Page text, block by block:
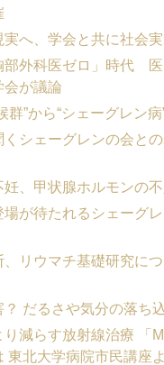
へ、学会と共に社会
部外科医ゼロ」時代
会が議論
群”から“シェーグレ
くシェーグレンの会と
妊、甲状腺ホルモンの
場が待たれるシェーグ
、リウマチ基礎研究に
だるさや気分の落ち
減らす放射線治療 「
東北大学病院市民講座